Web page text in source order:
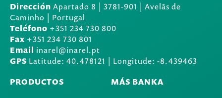
Dirección Apartado 8 | 3781-901 | Avelãs de
Caminho | Portugal
Teléfono +351 234 730 800
Fax +351 234 730 801
Email inarel@inarel.pt
GPS Latitude: 40.478121 | Longitude: -8.439463
PRODUCTOS
MÁS BANKA